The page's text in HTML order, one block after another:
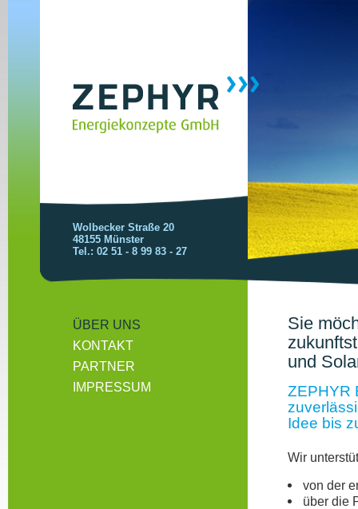
Wolbecker Straße 20
48155 Münster
Tel.: 02 51 - 8 99 83 - 27
ÜBER UNS
KONTAKT
PARTNER
IMPRESSUM
Sie
und
ZEPHYR
Idee bis
Wir
von der
über die